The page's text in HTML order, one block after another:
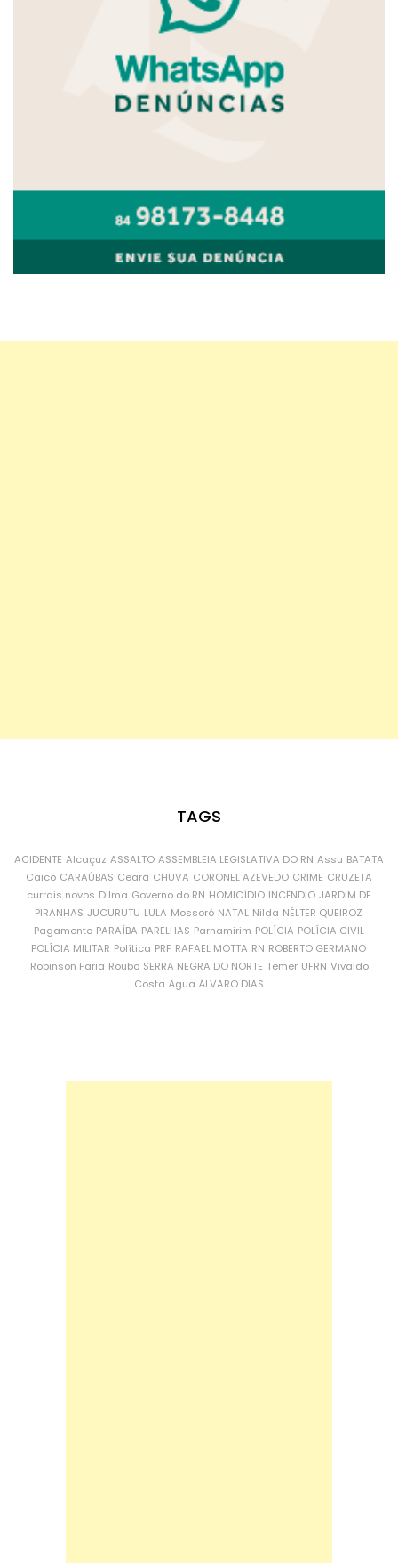
TAGS
ACIDENTE Alcaçuz ASSALTO ASSEMBLEIA LEGISLATIVA DO RN Assu BATATA
Caicó CARAÚBAS Ceará CHUVA CORONEL AZEVEDO CRIME CRUZETA
currais novos Dilma Governo do RN HOMICÍDIO INCÊNDIO JARDIM DE
PIRANHAS JUCURUTU LULA Mossoró NATAL Nilda NÉLTER QUEIROZ
Pagamento PARAÍBA PARELHAS Parnamirim POLÍCIA POLÍCIA CIVIL
POLÍCIA MILITAR Política PRF RAFAEL MOTTA RN ROBERTO GERMANO
Robinson Faria Roubo SERRA NEGRA DO NORTE Temer UFRN Vivaldo
Costa Água ÁLVARO DIAS